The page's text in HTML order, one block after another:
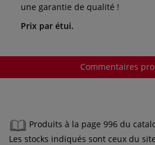
une garantie de qualité !
Prix par étui.
Commentaires
Produits à la page 996 du
Les stocks indiqués sont ceux du